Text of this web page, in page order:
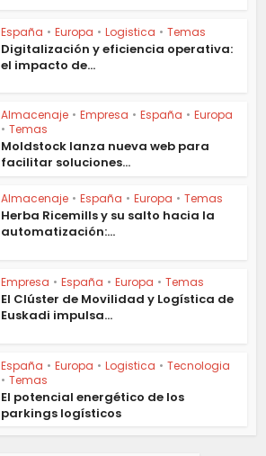
España • Europa • Logistica • Temas
Digitalización y eficiencia operativa:
el impacto de...
Almacenaje • Empresa • España • Europa
• Temas
Moldstock lanza nueva web para
facilitar soluciones...
Almacenaje • España • Europa • Temas
Herba Ricemills y su salto hacia la
automatización:...
Empresa • España • Europa • Temas
El Clúster de Movilidad y Logística de
Euskadi impulsa...
España • Europa • Logistica • Tecnologia
• Temas
El potencial energético de los
parkings logísticos